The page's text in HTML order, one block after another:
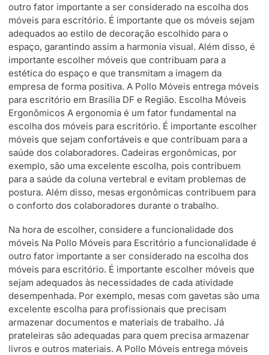
outro fator importante a ser considerado na escolha dos
móveis para escritório. É importante que os móveis sejam
adequados ao estilo de decoração escolhido para o
espaço, garantindo assim a harmonia visual. Além disso, é
importante escolher móveis que contribuam para a
estética do espaço e que transmitam a imagem da
empresa de forma positiva. A Pollo Móveis entrega móveis
para escritório em Brasília DF e Região. Escolha Móveis
Ergonômicos A ergonomia é um fator fundamental na
escolha dos móveis para escritório. É importante escolher
móveis que sejam confortáveis e que contribuam para a
saúde dos colaboradores. Cadeiras ergonômicas, por
exemplo, são uma excelente escolha, pois contribuem
para a saúde da coluna vertebral e evitam problemas de
postura. Além disso, mesas ergonômicas contribuem para
o conforto dos colaboradores durante o trabalho.
Na hora de escolher, considere a funcionalidade dos
móveis Na Pollo Móveis para Escritório a funcionalidade é
outro fator importante a ser considerado na escolha dos
móveis para escritório. É importante escolher móveis que
sejam adequados às necessidades de cada atividade
desempenhada. Por exemplo, mesas com gavetas são uma
excelente escolha para profissionais que precisam
armazenar documentos e materiais de trabalho. Já
prateleiras são adequadas para quem precisa armazenar
livros e outros materiais. A Pollo Móveis entrega móveis